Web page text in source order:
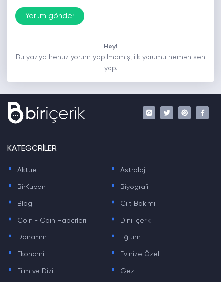
Hey!
Bu yazıya henüz yorum yapılmamış, ilk yorumu hemen sen
yap.
KATEGORİLER
. Aktüel . Astroloji
. BirKupon . Biyografi
. Blog . Cilt Bakımı
. Coin - Coin Haberleri . Dini içerik
. Donanım . Eğitim
. Ekonomi . Evinize Özel
. Film ve Dizi . Gezi